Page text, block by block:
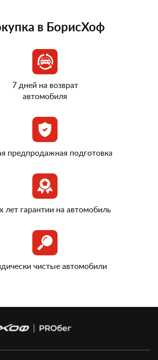
в БорисХоф
7 дней на возврат
автомобиля
предпродажная подготовка
лет гарантии на автомобиль
чистые автомобили